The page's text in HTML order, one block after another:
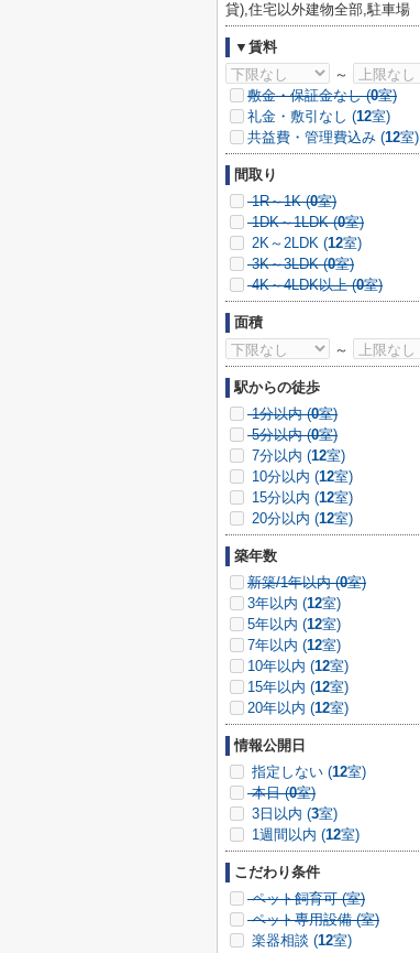
貸),住宅以外建物全部,駐車場
▼賃料
～
敷金・保証金なし (0室)
礼金・敷引なし (12室)
共益費・管理費込み (12室)
間取り
1R～1K (0室)
1DK～1LDK (0室)
2K～2LDK (12室)
3K～3LDK (0室)
4K～4LDK以上 (0室)
面積
～
駅からの徒歩
1分以内 (0室)
5分以内 (0室)
7分以内 (12室)
10分以内 (12室)
15分以内 (12室)
20分以内 (12室)
築年数
新築/1年以内 (0室)
3年以内 (12室)
5年以内 (12室)
7年以内 (12室)
10年以内 (12室)
15年以内 (12室)
20年以内 (12室)
情報公開日
指定しない (12室)
本日 (0室)
3日以内 (3室)
1週間以内 (12室)
こだわり条件
ペット飼育可 (室)
ペット専用設備 (室)
楽器相談 (12室)